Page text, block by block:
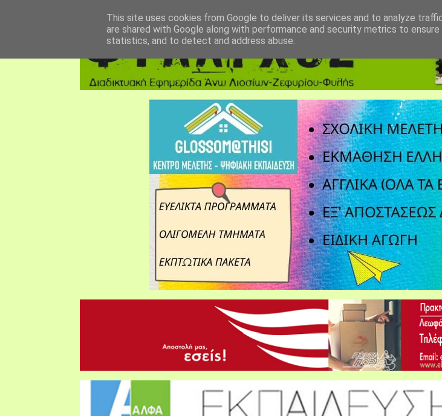
This site uses cookies from Google to deliver its services and to analyze
are shared with Google along with performance and security metrics to
statistics, and to detect and address abuse.